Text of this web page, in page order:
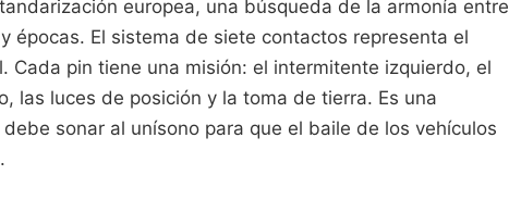
europea, una búsqueda de la armonía entre
épocas. El sistema de siete contactos representa el
Cada pin tiene una misión: el intermitente izquierdo, el
las luces de posición y la toma de tierra. Es una
sonar al unísono para que el baile de los vehículos